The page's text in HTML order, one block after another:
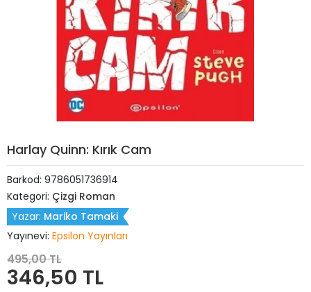
Harlay Quinn: Kırık Cam
Barkod: 9786051736914
Kategori: Çizgi Roman
Yazar: Mariko Tamaki
Yayınevi: Epsilon Yayınları
495,00 TL
346,50 TL